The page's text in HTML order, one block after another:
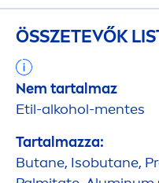
ÖSSZETEVŐK
Nem tartalmaz
Etil-alkohol-mentes
Tartalmazza:
Butane, Isobutane,